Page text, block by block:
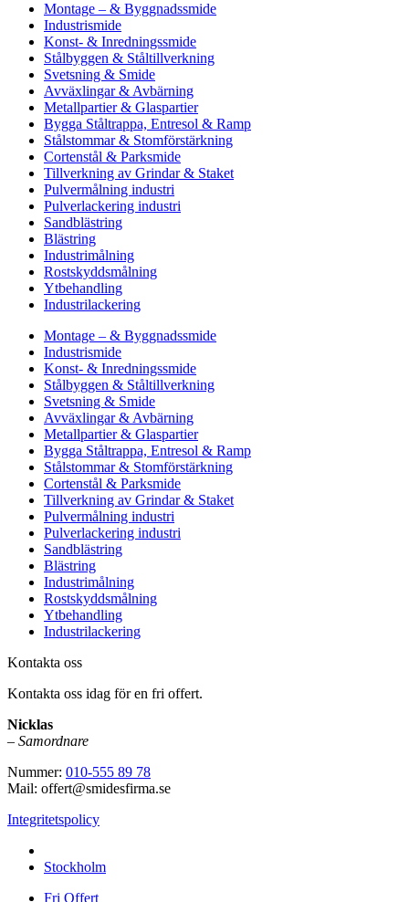
Montage – & Byggnadssmide
Industrismide
Konst- & Inredningssmide
Stålbyggen & Ståltillverkning
Svetsning & Smide
Avväxlingar & Avbärning
Metallpartier & Glaspartier
Bygga Ståltrappa, Entresol & Ramp
Stålstommar & Stomförstärkning
Cortenstål & Parksmide
Tillverkning av Grindar & Staket
Pulvermålning industri
Pulverlackering industri
Sandblästring
Blästring
Industrimålning
Rostskyddsmålning
Ytbehandling
Industrilackering
Montage – & Byggnadssmide
Industrismide
Konst- & Inredningssmide
Stålbyggen & Ståltillverkning
Svetsning & Smide
Avväxlingar & Avbärning
Metallpartier & Glaspartier
Bygga Ståltrappa, Entresol & Ramp
Stålstommar & Stomförstärkning
Cortenstål & Parksmide
Tillverkning av Grindar & Staket
Pulvermålning industri
Pulverlackering industri
Sandblästring
Blästring
Industrimålning
Rostskyddsmålning
Ytbehandling
Industrilackering
Kontakta oss
Kontakta oss idag för en fri offert.
Nicklas
– Samordnare
Nummer: 010-555 89 78
Mail: offert@smidesfirma.se
Integritetspolicy
Stockholm
Fri Offert